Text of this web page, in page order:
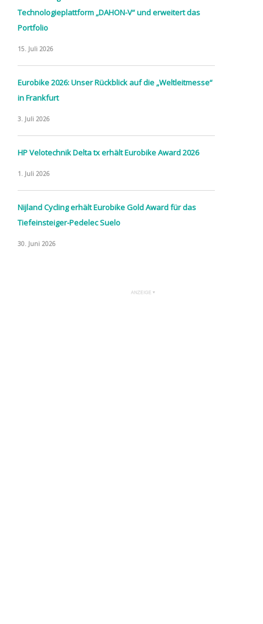
Technologieplattform „DAHON-V“ und erweitert das
Portfolio
15. Juli 2026
Eurobike 2026: Unser Rückblick auf die „Weltleitmesse“
in Frankfurt
3. Juli 2026
HP Velotechnik Delta tx erhält Eurobike Award 2026
1. Juli 2026
Nijland Cycling erhält Eurobike Gold Award für das
Tiefeinsteiger-Pedelec Suelo
30. Juni 2026